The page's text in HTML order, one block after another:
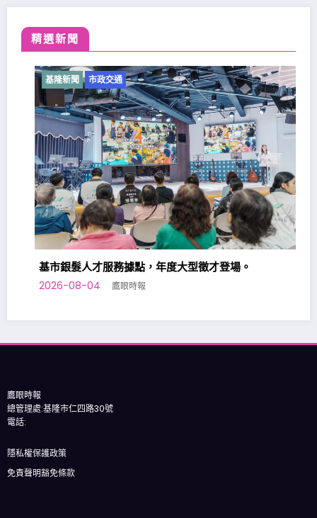
精選新聞
基隆新聞 市政交通
基市銀髮人才服務據點，年度大型徵才登場。
2026-08-04 鷹眼時報
鷹眼時報
總管理處:基隆市仁四路30號
電話:
隱私權保護政策
免責聲明豁免條款